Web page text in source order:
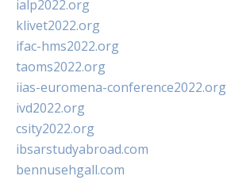
ialp2022.org
klivet2022.org
ifac-hms2022.org
taoms2022.org
iias-euromena-conference2022.org
ivd2022.org
csity2022.org
ibsarstudyabroad.com
bennusehgall.com